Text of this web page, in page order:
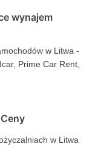
wynajem
w Litwa -
Prime Car Rent,
w Litwa